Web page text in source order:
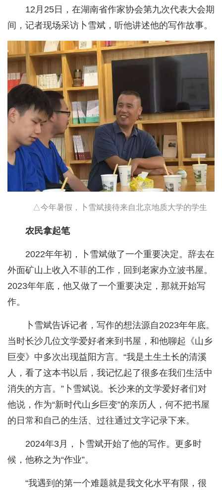
12月25日，在湖南省作家协会第九次代表大会期
间，记者现场采访卜雪斌，听他讲述他的写作故事。
△今年暑假，卜雪斌接待来自北京地质大学的学生
农民拿起笔
2022年年初，卜雪斌做了一个重要决定。辞去在
外面矿山上收入不菲的工作，回到老家办立波书屋。
2023年年底，他又做了一个重要决定，那就开始写
作。
卜雪斌告诉记者，写作的想法源自2023年年底。
当时长沙几位文学爱好者来到书屋，和他聊起《山乡
巨变》中多次出现益阳方言。“我是土生土长的清溪
人，看了这本书以后，我记忆起了很多在我们生活中
消失的方言。”卜雪斌说。长沙来的文学爱好者们对
他说，作为“新时代山乡巨变”的亲历人，何不把书屋
的日常和自己的生活、过往通过文字记录下来。
2024年3月，卜雪斌开始了他的写作。更多时
候，他称之为“作业”。
“我遇到的第一个难题就是我文化水平有限，很